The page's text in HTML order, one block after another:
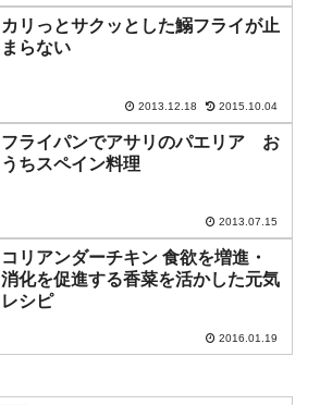
カリっとサクッとした鰯フライが止
まらない
2013.12.18 2015.10.04
フライパンでアサリのパエリア お
うちスペイン料理
2013.07.15
コリアンダーチキン 食欲を増進・
消化を促進する香菜を活かした元気
レシピ
2016.01.19